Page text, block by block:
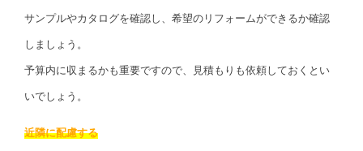
サンプルやカタログを確認し、希望のリフォームができるか確認
しましょう。
予算内に収まるかも重要ですので、見積もりも依頼しておくとい
いでしょう。
近隣に配慮する